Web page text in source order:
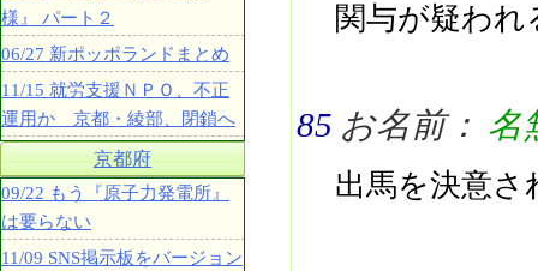
関与が疑わ
85 お名前： 名
出馬を決意
様』 パート２
06/27 新ポッポランドまとめ
11/15 就労支援ＮＰＯ、不正
運用か 京都・綾部、閉鎖へ
京都府
09/22 もう『原子力発電所』
は要らない
11/09 SNS掲示板をバージョン